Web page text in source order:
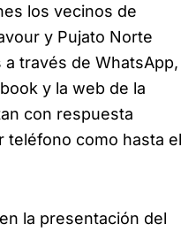
los vecinos de
y Pujato Norte
través de WhatsApp,
y la web de la
con respuesta
teléfono como hasta el
la presentación del